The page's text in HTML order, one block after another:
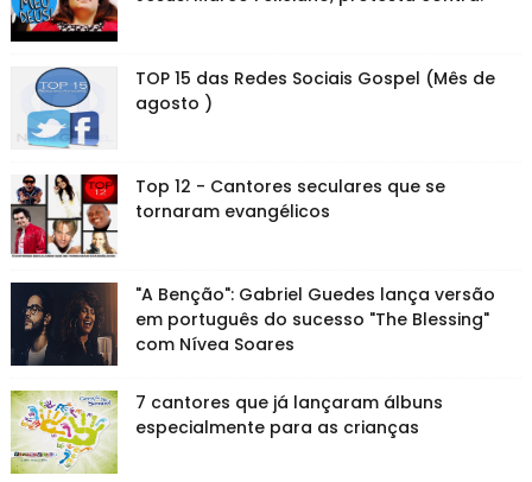
TOP 15 das Redes Sociais Gospel (Mês de
agosto )
Top 12 - Cantores seculares que se
tornaram evangélicos
"A Benção": Gabriel Guedes lança versão
em português do sucesso "The Blessing"
com Nívea Soares
7 cantores que já lançaram álbuns
especialmente para as crianças